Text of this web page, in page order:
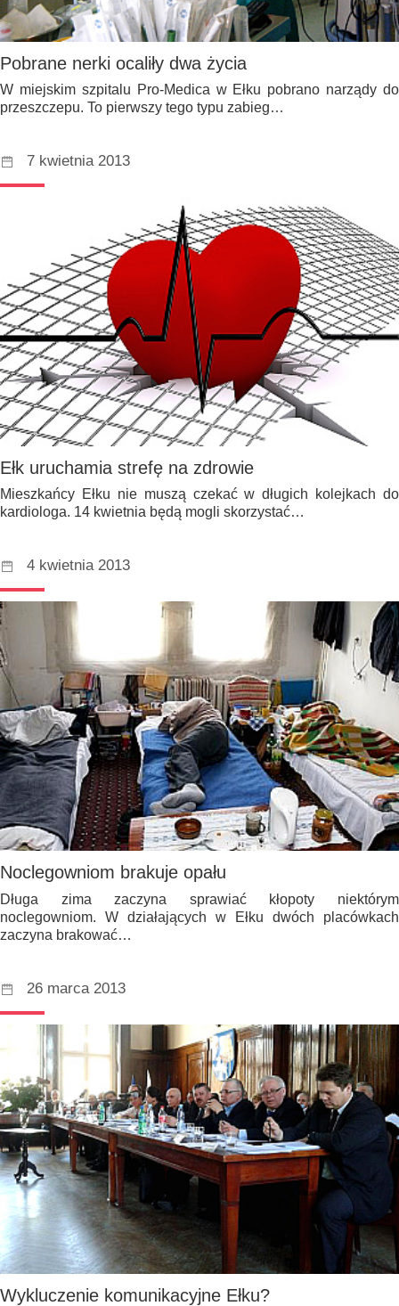
Pobrane nerki ocaliły dwa życia
W miejskim szpitalu Pro-Medica w Ełku pobrano narządy do
przeszczepu. To pierwszy tego typu zabieg…
7 kwietnia 2013
Ełk uruchamia strefę na zdrowie
Mieszkańcy Ełku nie muszą czekać w długich kolejkach do
kardiologa. 14 kwietnia będą mogli skorzystać…
4 kwietnia 2013
Noclegowniom brakuje opału
Długa zima zaczyna sprawiać kłopoty niektórym
noclegowniom. W działających w Ełku dwóch placówkach
zaczyna brakować…
26 marca 2013
Wykluczenie komunikacyjne Ełku?